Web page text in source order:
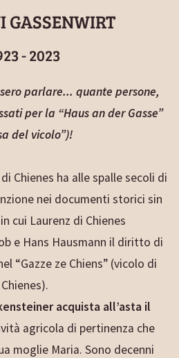
GASSENWIRT
- 2023
parlare... quante persone,
per la “Haus an der Gasse”
del vicolo”)!
Chienes ha alle spalle secoli di
nei documenti storici sin
cui Laurenz di Chienes
e Hans Hausmann il diritto di
“Gazze ze Chiens” (vicolo di
Chienes).
acquista all’asta il
agricola di pertinenza che
moglie Maria. Sono decenni